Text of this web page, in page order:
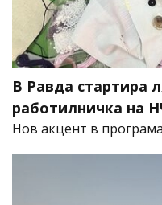
В Равда стартира
работилничка на
Нов акцент в